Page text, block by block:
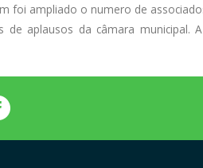
foi ampliado o numero de
aplausos da câmara municipal.